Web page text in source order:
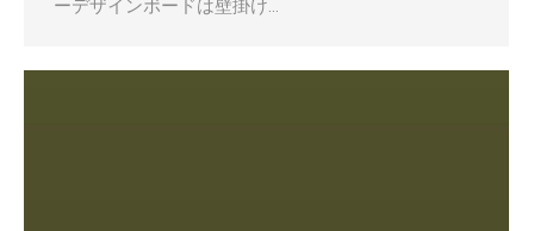
ーデザインボードは壁掛け…